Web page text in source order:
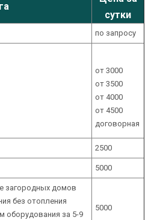
сутки
по запросу
от 3000
от 3500
от 4000
от 4500
договорная
2500
5000
загородных домов
без отопления
оборудования за 5-9
5000